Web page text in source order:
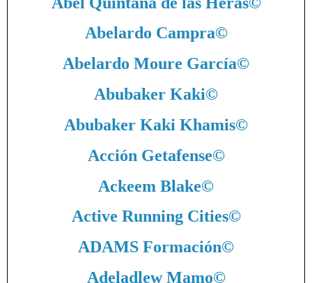
Abelardo Campra©
Abelardo Moure García©
Abubaker Kaki©
Abubaker Kaki Khamis©
Acción Getafense©
Ackeem Blake©
Active Running Cities©
ADAMS Formación©
Adeladlew Mamo©